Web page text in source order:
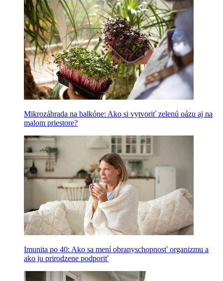
Mikrozáhrada na balkóne: Ako si vytvoriť zelenú oázu aj na
malom priestore?
Imunita po 40: Ako sa mení obranyschopnosť organizmu a
ako ju prirodzene podporiť